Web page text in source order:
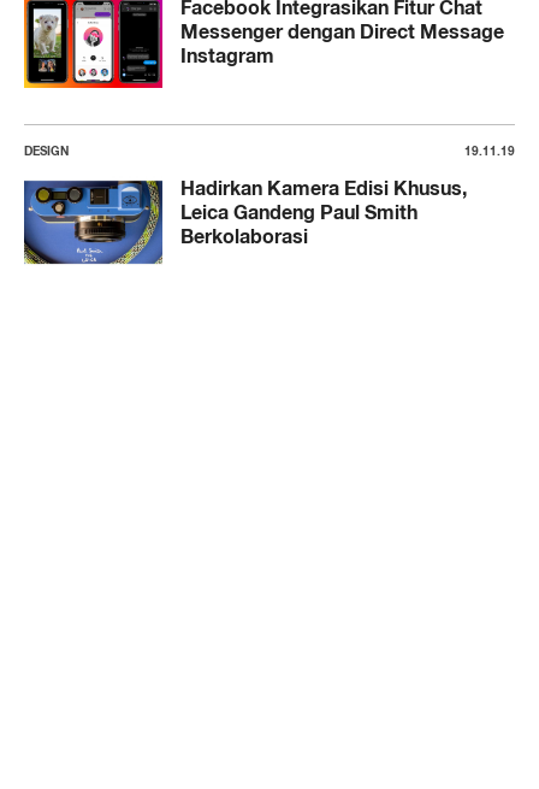
Facebook Integrasikan Fitur Chat
Messenger dengan Direct Message
Instagram
DESIGN 19.11.19
Hadirkan Kamera Edisi Khusus,
Leica Gandeng Paul Smith
Berkolaborasi